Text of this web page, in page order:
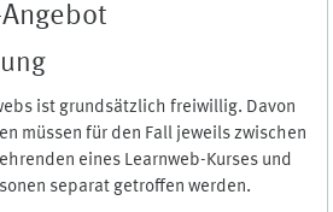
ist grundsätzlich freiwillig. Davon
müssen für den Fall jeweils zwischen
eines Learnweb-Kurses und
separat getroffen werden.